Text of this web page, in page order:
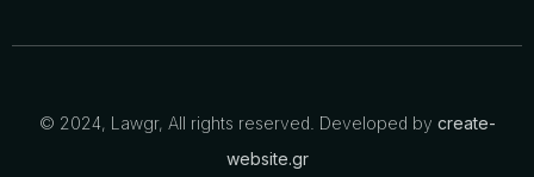
© 2024, Lawgr, All rights reserved. Developed by create-
website.gr